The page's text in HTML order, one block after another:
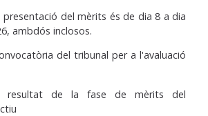
presentació del mèrits és de dia 8 a dia
ambdós inclosos.
del tribunal per a l'avaluació
resultat de la fase de mèrits del